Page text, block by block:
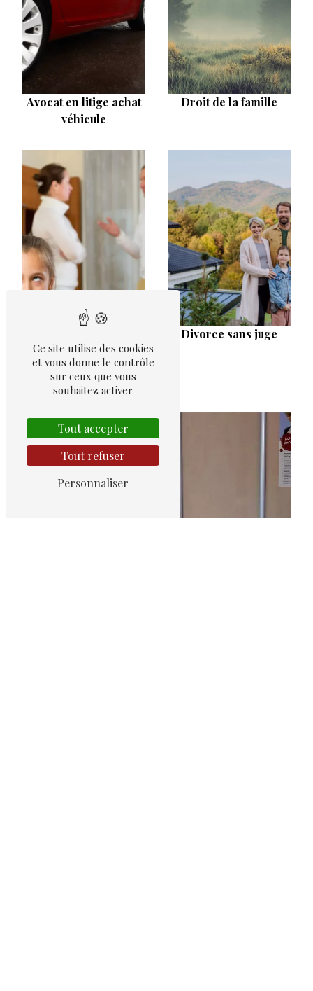
Avocat en litige achat
véhicule
Droit de la famille
Garde d'enfants
Divorce sans juge
Ce site utilise des cookies
et vous donne le contrôle
sur ceux que vous
souhaitez activer
Tout accepter
Tout refuser
Personnaliser